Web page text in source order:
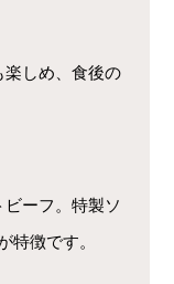
楽しめ、食後の
ーフ。特製ソ
特徴です。